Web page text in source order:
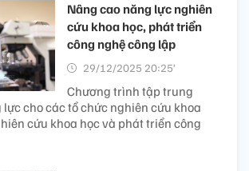
Nâng cao năng lực nghiên
cứu khoa học, phát triển
công nghệ công lập
29/12/2025 20:25’
Chương trình tập trung
cho các tổ chức nghiên cứu khoa
cứu khoa học và phát triển công